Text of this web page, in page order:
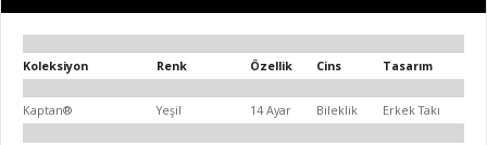
Koleksiyon Renk Özellik Cins Tasarım
Kaptan® Yeşil 14 Ayar Bileklik Erkek Takı